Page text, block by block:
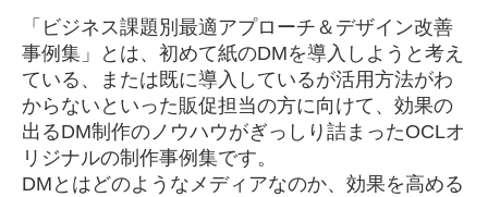
「ビジネス課題別最適アプローチ＆デザイン改善
事例集」とは、初めて紙のDMを導入しようと考え
ている、または既に導入しているが活用方法がわ
からないといった販促担当の方に向けて、効果の
出るDM制作のノウハウがぎっしり詰まったOCLオ
リジナルの制作事例集です。
DMとはどのようなメディアなのか、効果を高める